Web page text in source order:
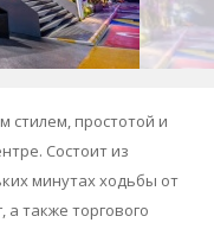
стилем, простотой и
Состоит из
минутах ходьбы от
также торгового